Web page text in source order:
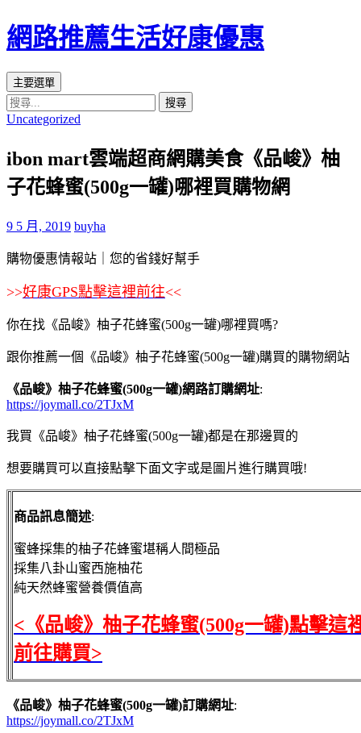
網路推薦生活好康優惠
搜
尋
主要選單
主
內
容
區
搜
尋
鍵
字:
Uncategorized
ibon mart雲端超商網購美食《品峻》柚
子花蜂蜜(500g一罐)哪裡買購物網
9 5 月, 2019 buyha
購物優惠情報站｜您的省錢好幫手
>>好康GPS點擊這裡前往<<
你在找《品峻》柚子花蜂蜜(500g一罐)哪裡買嗎?
跟你推薦一個《品峻》柚子花蜂蜜(500g一罐)購買的購物網站
《品峻》柚子花蜂蜜(500g一罐)網路訂購網址:
https://joymall.co/2TJxM
我買《品峻》柚子花蜂蜜(500g一罐)都是在那邊買的
想要購買可以直接點擊下面文字或是圖片進行購買哦!
商品訊息簡述:
蜜蜂採集的柚子花蜂蜜堪稱人間極品
採集八卦山蜜西施柚花
純天然蜂蜜營養價值高
<《品峻》柚子花蜂蜜(500g一罐)點擊這
前往購買>
《品峻》柚子花蜂蜜(500g一罐)訂購網址:
https://joymall.co/2TJxM